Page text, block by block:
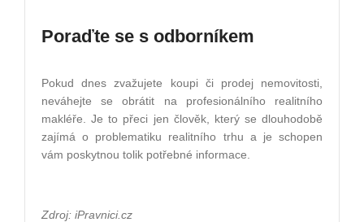
Poraďte se s odborníkem
Pokud dnes zvažujete koupi či prodej nemovitosti,
neváhejte se obrátit na profesionálního realitního
makléře. Je to přeci jen člověk, který se dlouhodobě
zajímá o problematiku realitního trhu a je schopen
vám poskytnou tolik potřebné informace.
Zdroj: iPravnici.cz